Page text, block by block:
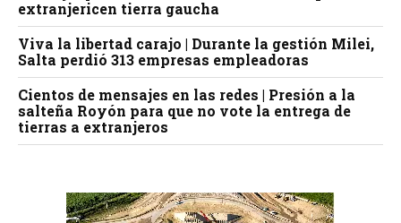
extranjericen tierra gaucha
Viva la libertad carajo | Durante la gestión Milei,
Salta perdió 313 empresas empleadoras
Cientos de mensajes en las redes | Presión a la
salteña Royón para que no vote la entrega de
tierras a extranjeros